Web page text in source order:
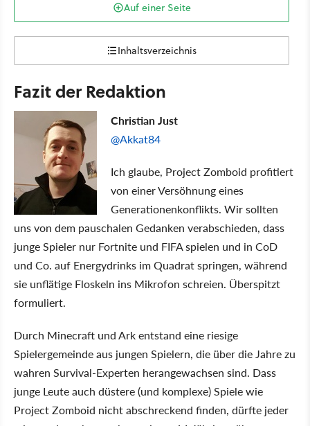
Auf einer Seite
Inhaltsverzeichnis
Fazit der Redaktion
Christian Just
@Akkat84
Ich glaube, Project Zomboid profitiert
von einer Versöhnung eines
Generationenkonflikts. Wir sollten
uns von dem pauschalen Gedanken verabschieden, dass
junge Spieler nur Fortnite und FIFA spielen und in CoD
und Co. auf Energydrinks im Quadrat springen, während
sie unflätige Floskeln ins Mikrofon schreien. Überspitzt
formuliert.
Durch Minecraft und Ark entstand eine riesige
Spielergemeinde aus jungen Spielern, die über die Jahre zu
wahren Survival-Experten herangewachsen sind. Dass
junge Leute auch düstere (und komplexe) Spiele wie
Project Zomboid nicht abschreckend finden, dürfte jeder